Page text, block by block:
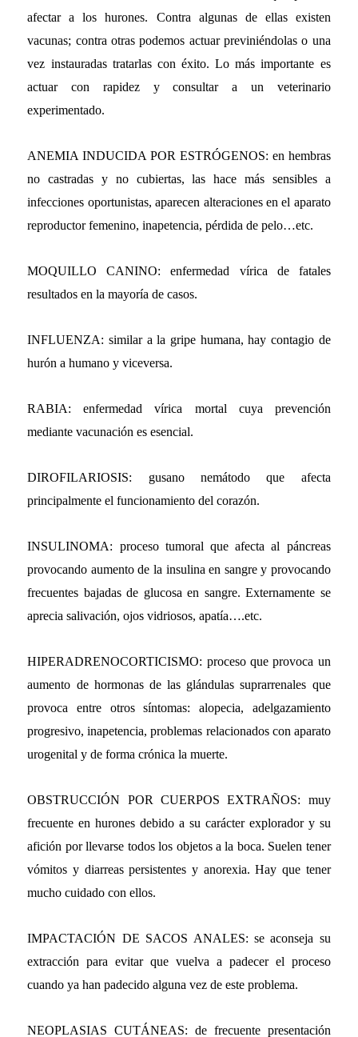
afectar a los hurones. Contra algunas de ellas existen
vacunas; contra otras podemos actuar previniéndolas o una
vez instauradas tratarlas con éxito. Lo más importante es
actuar con rapidez y consultar a un veterinario
experimentado.
ANEMIA INDUCIDA POR ESTRÓGENOS: en hembras
no castradas y no cubiertas, las hace más sensibles a
infecciones oportunistas, aparecen alteraciones en el aparato
reproductor femenino, inapetencia, pérdida de pelo…etc.
MOQUILLO CANINO: enfermedad vírica de fatales
resultados en la mayoría de casos.
INFLUENZA: similar a la gripe humana, hay contagio de
hurón a humano y viceversa.
RABIA: enfermedad vírica mortal cuya prevención
mediante vacunación es esencial.
DIROFILARIOSIS: gusano nemátodo que afecta
principalmente el funcionamiento del corazón.
INSULINOMA: proceso tumoral que afecta al páncreas
provocando aumento de la insulina en sangre y provocando
frecuentes bajadas de glucosa en sangre. Externamente se
aprecia salivación, ojos vidriosos, apatía….etc.
HIPERADRENOCORTICISMO: proceso que provoca un
aumento de hormonas de las glándulas suprarrenales que
provoca entre otros síntomas: alopecia, adelgazamiento
progresivo, inapetencia, problemas relacionados con aparato
urogenital y de forma crónica la muerte.
OBSTRUCCIÓN POR CUERPOS EXTRAÑOS: muy
frecuente en hurones debido a su carácter explorador y su
afición por llevarse todos los objetos a la boca. Suelen tener
vómitos y diarreas persistentes y anorexia. Hay que tener
mucho cuidado con ellos.
IMPACTACIÓN DE SACOS ANALES: se aconseja su
extracción para evitar que vuelva a padecer el proceso
cuando ya han padecido alguna vez de este problema.
NEOPLASIAS CUTÁNEAS: de frecuente presentación